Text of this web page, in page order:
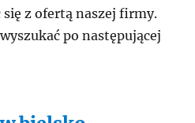
z ofertą naszej firmy.
po następującej